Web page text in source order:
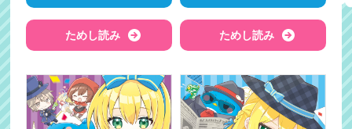
ためし読み ためし読み